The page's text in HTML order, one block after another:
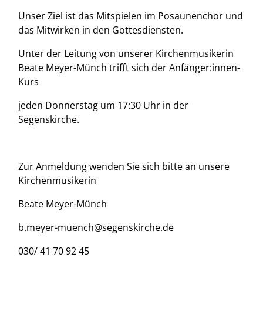
Unser Ziel ist das Mitspielen im Posaunenchor und
das Mitwirken in den Gottesdiensten.
Unter der Leitung von unserer Kirchenmusikerin
Beate Meyer-Münch trifft sich der Anfänger:innen-
Kurs
jeden Donnerstag um 17:30 Uhr in der
Segenskirche.
Zur Anmeldung wenden Sie sich bitte an unsere
Kirchenmusikerin
Beate Meyer-Münch
b.meyer-muench@segenskirche.de
030/ 41 70 92 45